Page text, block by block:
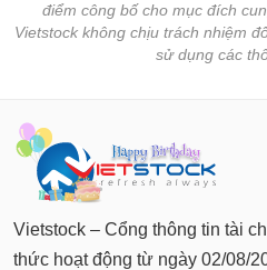
điểm công bố cho mục đích
Vietstock không chịu trách nhiệm
sử dụng các
Vietstock – Cổng thông tin tài
thức hoạt động từ ngày 02/08/